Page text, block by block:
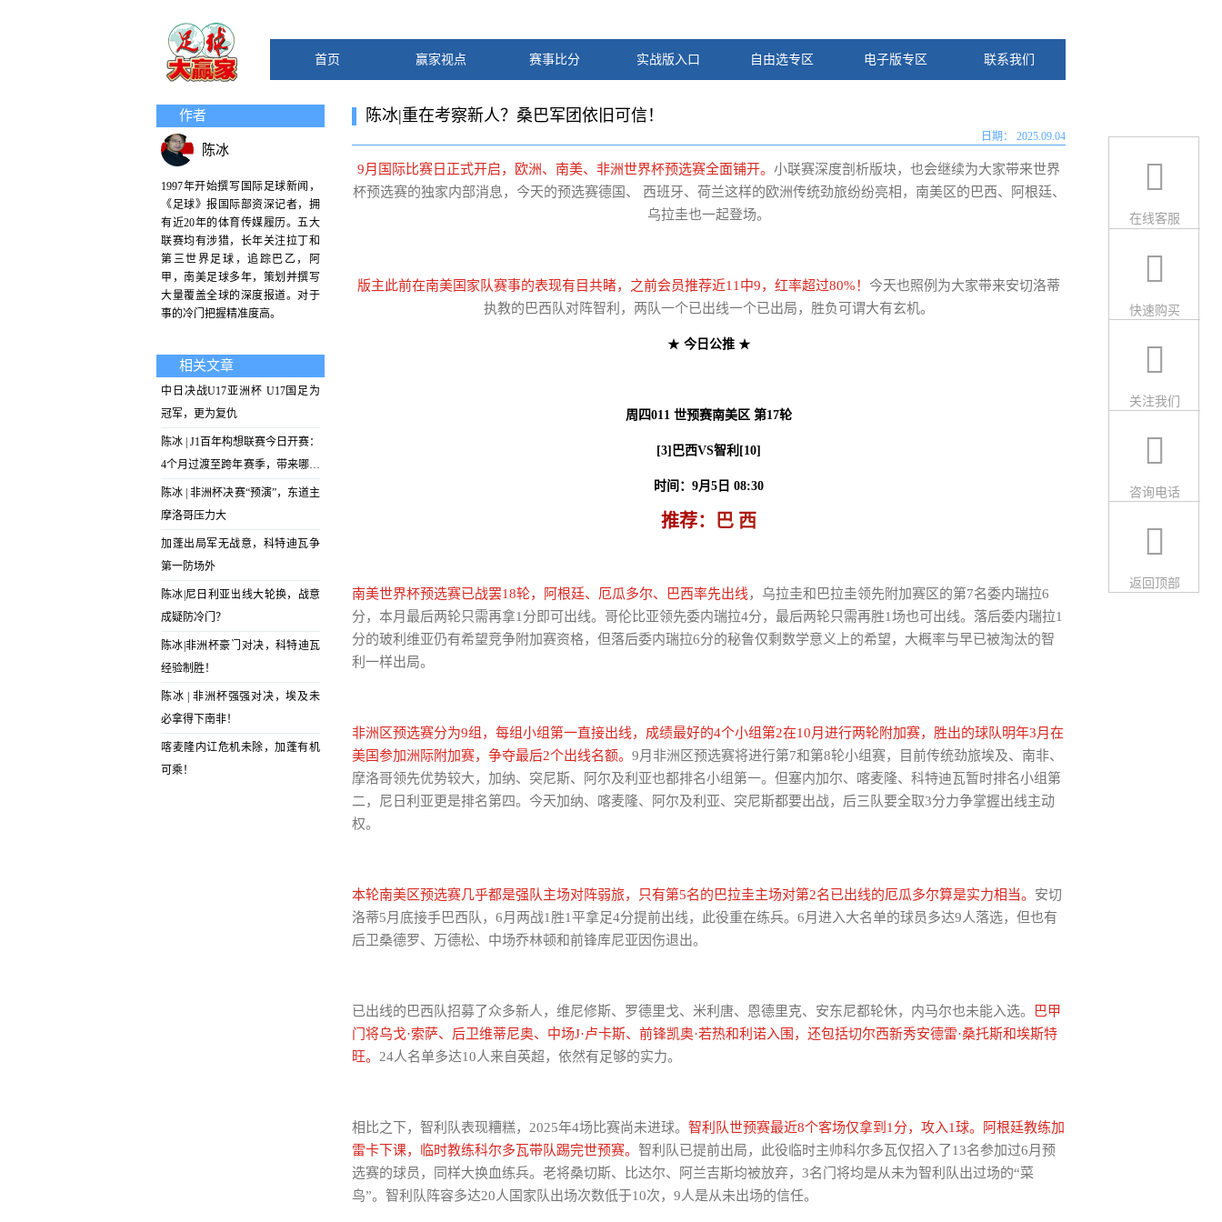
首页 赢家视点 赛事比分 实战版入口 自由选专区 电子版专区 联系我们
作者
陈冰
1997年开始撰写国际足球新闻，
《足球》报国际部资深记者，拥
有近20年的体育传媒履历。五大
联赛均有涉猎，长年关注拉丁和
第三世界足球，追踪巴乙，阿
甲，南美足球多年，策划并撰写
大量覆盖全球的深度报道。对于
事的冷门把握精准度高。
相关文章
中日决战U17亚洲杯 U17国足为
冠军，更为复仇
陈冰 | J1百年构想联赛今日开赛：
4个月过渡至跨年赛季，带来哪些
参考？
陈冰 | 非洲杯决赛“预演”，东道主
摩洛哥压力大
加蓬出局军无战意，科特迪瓦争
第一防场外
陈冰|尼日利亚出线大轮换，战意
成疑防冷门？
陈冰|非洲杯豪门对决，科特迪瓦
经验制胜！
陈冰 | 非洲杯强强对决，埃及未
必拿得下南非！
喀麦隆内讧危机未除，加蓬有机
可乘！
陈冰|重在考察新人？桑巴军团依旧可信！
2025.09.04
9月国际比赛日正式开启，欧洲、南美、非洲世界杯预选赛全面铺开。 小联赛深度剖析版块，也会继续为大家带来世界
杯预选赛的独家内部消息，今天的预选赛德国、 西班牙、荷兰这样的欧洲传统劲旅纷纷亮相，南美区的巴西、阿根廷、
乌拉圭也一起登场。
版主此前在南美国家队赛事的表现有目共睹，之前会员推荐近11中9，红率超过80%！ 今天也照例为大家带来安切洛蒂
执教的巴西队对阵智利，两队一个已出线一个已出局，胜负可谓大有玄机。
★ 今日公推★
周四011 世预赛南美区 第17轮
[3]巴西VS智利[10]
时间 ：9月5日 08:30
推荐： 巴 西
南美世界杯预选赛已战罢18轮，阿根廷、厄瓜多尔、巴西率先出线，乌拉圭和巴拉圭领先附加赛区的第7名委内瑞拉6
分，本月最后两轮只需再拿1分即可出线。哥伦比亚领先委内瑞拉4分，最后两轮只需再胜1场也可出线。落后委内瑞拉1
分的玻利维亚仍有希望竞争附加赛资格，但落后委内瑞拉6分的秘鲁仅剩数学意义上的希望，大概率与早已被淘汰的智
利一样出局。
非洲区预选赛分为9组，每组小组第一直接出线，成绩最好的4个小组第2在10月进行两轮附加赛，胜出的球队明年3月在
美国参加洲际附加赛，争夺最后2个出线名额。 9月非洲区预选赛将进行第7和第8轮小组赛，目前传统劲旅埃及、南非、
摩洛哥领先优势较大，加纳、突尼斯、阿尔及利亚也都排名小组第一。但塞内加尔、喀麦隆、科特迪瓦暂时排名小组第
二，尼日利亚更是排名第四。今天加纳、喀麦隆、阿尔及利亚、突尼斯都要出战，后三队要全取3分力争掌握出线主动
权。
本轮南美区预选赛几乎都是强队主场对阵弱旅，只有第5名的巴拉圭主场对第2名已出线的厄瓜多尔算是实力相当。 安切
洛蒂5月底接手巴西队，6月两战1胜1平拿足4分提前出线，此役重在练兵。6月进入大名单的球员多达9人落选，但也有
后卫桑德罗、万德松、中场乔林顿和前锋库尼亚因伤退出。
已出线的巴西队招募了众多新人，维尼修斯、罗德里戈、米利唐、恩德里克、安东尼都轮休，内马尔也未能入选。
巴甲
门将乌戈·索萨、后卫维蒂尼奥、中场J·卢卡斯、前锋凯奥·若热和利诺入围，还包括切尔西新秀安德雷·桑托斯和埃斯特
旺。 24人名单多达10人来自英超，依然有足够的实力。
相比之下，智利队表现糟糕，2025年4场比赛尚未进球。 智利队世预赛最近8个客场仅拿到1分，攻入1球。阿根廷教练加
雷卡下课，临时教练科尔多瓦带队踢完世预赛。 智利队已提前出局，此役临时主帅科尔多瓦仅招入了13名参加过6月预
选赛的球员，同样大换血练兵。老将桑切斯、比达尔、阿兰吉斯均被放弃，3名门将均是从未为智利队出过场的“菜
鸟”。智利队阵容多达20人国家队出场次数低于10次，9人是从未出场的信任。
在线客服
快速购买
关注我们
咨询电话
返回顶部